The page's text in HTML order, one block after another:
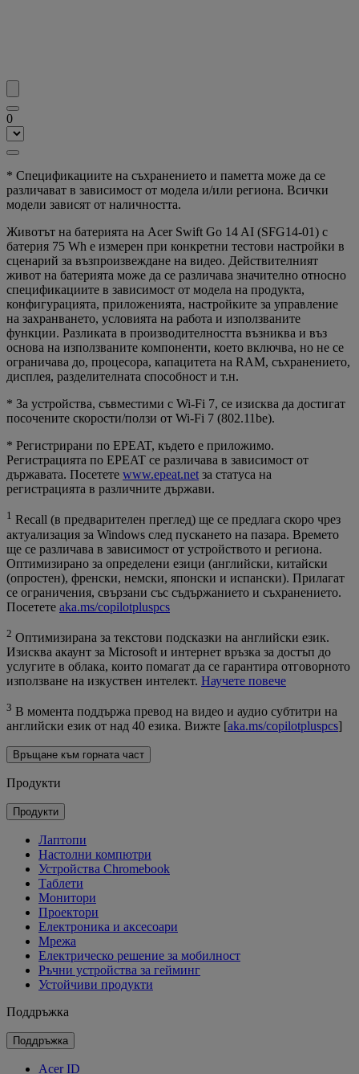
0
* Спецификациите на съхранението и паметта може да се
различават в зависимост от модела и/или региона. Всички
модели зависят от наличността.
Животът на батерията на Acer Swift Go 14 AI (SFG14-01) с
батерия 75 Wh е измерен при конкретни тестови настройки в
сценарий за възпроизвеждане на видео. Действителният
живот на батерията може да се различава значително относно
спецификациите в зависимост от модела на продукта,
конфигурацията, приложенията, настройките за управление
на захранването, условията на работа и използваните
функции. Разликата в производителността възниква и въз
основа на използваните компоненти, което включва, но не се
ограничава до, процесора, капацитета на RAM, съхранението,
дисплея, разделителната способност и т.н.
* За устройства, съвместими с Wi-Fi 7, се изисква да достигат
посочените скорости/ползи от Wi-Fi 7 (802.11be).
* Регистрирани по EPEAT, където е приложимо.
Регистрацията по EPEAT се различава в зависимост от
държавата. Посетете www.epeat.net за статуса на
регистрацията в различните държави.
1 Recall (в предварителен преглед) ще се предлага скоро чрез
актуализация за Windows след пускането на пазара. Времето
ще се различава в зависимост от устройството и региона.
Оптимизирано за определени езици (английски, китайски
(опростен), френски, немски, японски и испански). Прилагат
се ограничения, свързани със съдържанието и съхранението.
Посетете aka.ms/copilotpluspcs
2 Оптимизирана за текстови подсказки на английски език.
Изисква акаунт за Microsoft и интернет връзка за достъп до
услугите в облака, които помагат да се гарантира отговорното
използване на изкуствен интелект. Научете повече
3 В момента поддържа превод на видео и аудио субтитри на
английски език от над 40 езика. Вижте [aka.ms/copilotpluspcs]
Връщане към горната част
Продукти
Продукти
Лаптопи
Настолни компютри
Устройства Chromebook
Таблети
Монитори
Проектори
Електроника и аксесоари
Мрежа
Електрическо решение за мобилност
Ръчни устройства за гейминг
Устойчиви продукти
Поддръжка
Поддръжка
Acer ID